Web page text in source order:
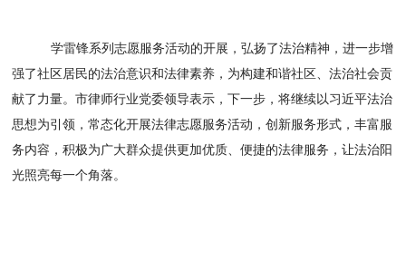
学雷锋系列志愿服务活动的开展，弘扬了法治精神，进一步增
强了社区居民的法治意识和法律素养，为构建和谐社区、法治社会贡
献了力量。市律师行业党委领导表示，下一步，将继续以习近平法治
思想为引领，常态化开展法律志愿服务活动，创新服务形式，丰富服
务内容，积极为广大群众提供更加优质、便捷的法律服务，让法治阳
光照亮每一个角落。